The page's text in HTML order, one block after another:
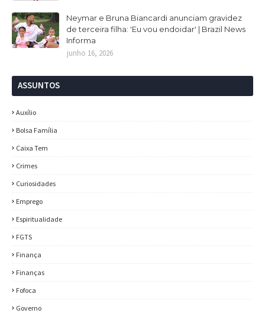
Neymar e Bruna Biancardi anunciam gravidez
de terceira filha: 'Eu vou endoidar' | Brazil News
Informa
junho 16, 2026
ASSUNTOS
Auxílio
Bolsa Família
Caixa Tem
Crimes
Curiosidades
Emprego
Espiritualidade
FGTS
Finança
Finanças
Fofoca
Governo